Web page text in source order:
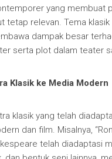
yang membuat
tetap relevan. Tema klasik
dampak besar
serta plot dalam teater
Klasik ke Media Modern
klasik yang telah
dan film. Misalnya,
telah diadaptasi